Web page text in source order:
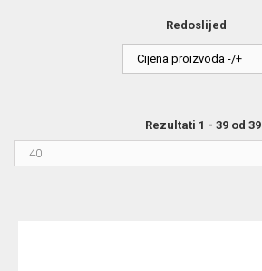
Redoslijed
Cijena proizvoda -/+
Rezultati 1 - 39 od 39